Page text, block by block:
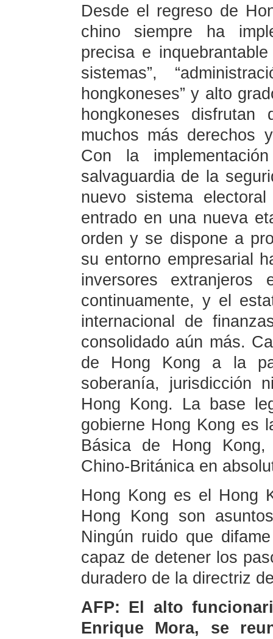
Desde el regreso de
chino siempre ha
precisa e
sistemas”,
hongkoneses” y alto
hongkoneses
muchos más derechos
Con la
salvaguardia de la
nuevo sistema
entrado en una nueva
orden y se dispone a
su entorno empresarial
inversores
continuamente, y el
internacional de
consolidado aún más.
de Hong Kong a la
soberanía, jurisdicción
Hong Kong. La base
gobierne Hong Kong es
Básica de Hong
Chino-Británica en
Hong Kong es el Hong
Hong Kong son
Ningún ruido que
capaz de detener los
duradero de la directriz
AFP: El alto
Enrique Mora, se